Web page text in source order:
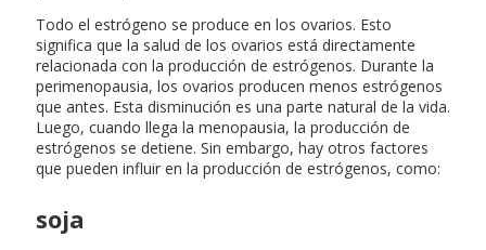
Todo el estrógeno se produce en los ovarios. Esto
significa que la salud de los ovarios está directamente
relacionada con la producción de estrógenos. Durante la
perimenopausia, los ovarios producen menos estrógenos
que antes. Esta disminución es una parte natural de la vida.
Luego, cuando llega la menopausia, la producción de
estrógenos se detiene. Sin embargo, hay otros factores
que pueden influir en la producción de estrógenos, como:
soja